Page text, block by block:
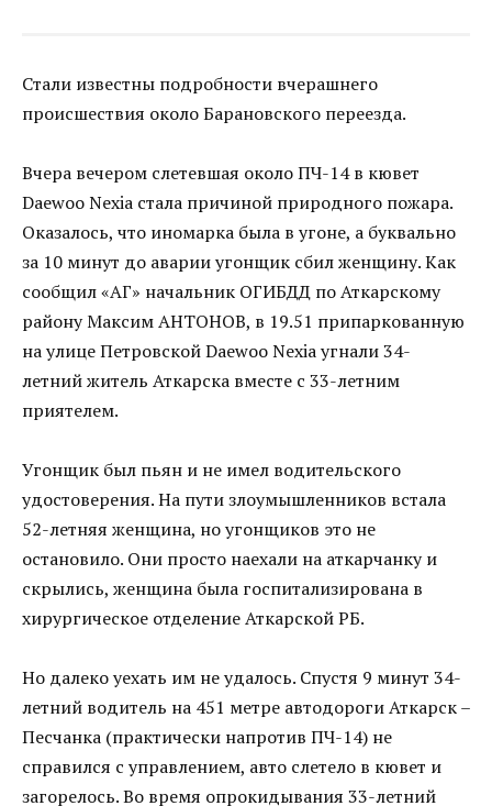
Стали известны подробности вчерашнего
происшествия около Барановского переезда.
Вчера вечером слетевшая около ПЧ-14 в кювет
Daewoo Nexia стала причиной природного пожара.
Оказалось, что иномарка была в угоне, а буквально
за 10 минут до аварии угонщик сбил женщину. Как
сообщил «АГ» начальник ОГИБДД по Аткарскому
району Максим АНТОНОВ, в 19.51 припаркованную
на улице Петровской Daewoo Nexia угнали 34-
летний житель Аткарска вместе с 33-летним
приятелем.
Угонщик был пьян и не имел водительского
удостоверения. На пути злоумышленников встала
52-летняя женщина, но угонщиков это не
остановило. Они просто наехали на аткарчанку и
скрылись, женщина была госпитализирована в
хирургическое отделение Аткарской РБ.
Но далеко уехать им не удалось. Спустя 9 минут 34-
летний водитель на 451 метре автодороги Аткарск –
Песчанка (практически напротив ПЧ-14) не
справился с управлением, авто слетело в кювет и
загорелось. Во время опрокидывания 33-летний